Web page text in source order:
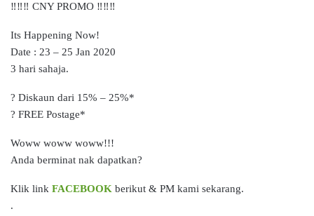
‼️‼️‼️ CNY PROMO ‼️‼️‼️
Its Happening Now!
Date : 23 – 25 Jan 2020
3 hari sahaja.
? Diskaun dari 15% – 25%*
? FREE Postage*
Woww woww woww!!!
Anda berminat nak dapatkan?
Klik link FACEBOOK berikut & PM kami sekarang.
.